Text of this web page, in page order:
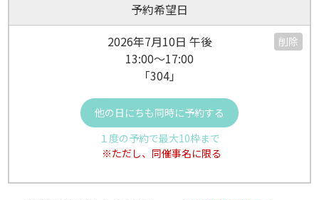
予約希望日
2026年7月10日 午後
13:00～17:00
「304」
削除
他の日にちも同時に予約する
１度の予約で最大10枠まで
※ただし、同催事名に限る